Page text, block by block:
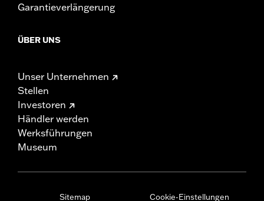
Garantieverlängerung
ÜBER UNS
Unser Unternehmen
Stellen
Investoren
Händler werden
Werksführungen
Museum
Sitemap Cookie-Einstellungen